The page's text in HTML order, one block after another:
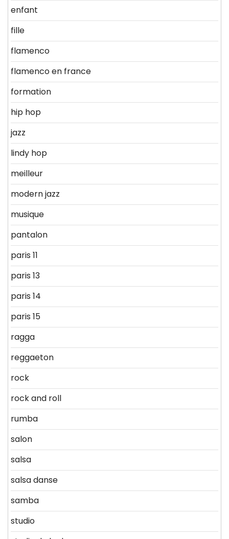
enfant
fille
flamenco
flamenco en france
formation
hip hop
jazz
lindy hop
meilleur
modern jazz
musique
pantalon
paris 11
paris 13
paris 14
paris 15
ragga
reggaeton
rock
rock and roll
rumba
salon
salsa
salsa danse
samba
studio